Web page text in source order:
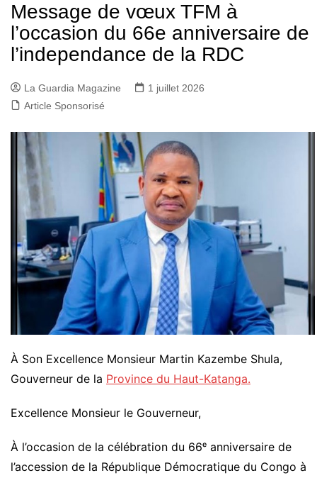
Message de vœux TFM à
l’occasion du 66e anniversaire de
l’independance de la RDC
La Guardia Magazine
1 juillet 2026
Article Sponsorisé
À Son Excellence Monsieur Martin Kazembe Shula,
Gouverneur de la Province du Haut-Katanga.
Excellence Monsieur le Gouverneur,
À l’occasion de la célébration du 66ᵉ anniversaire de
l’accession de la République Démocratique du Congo à